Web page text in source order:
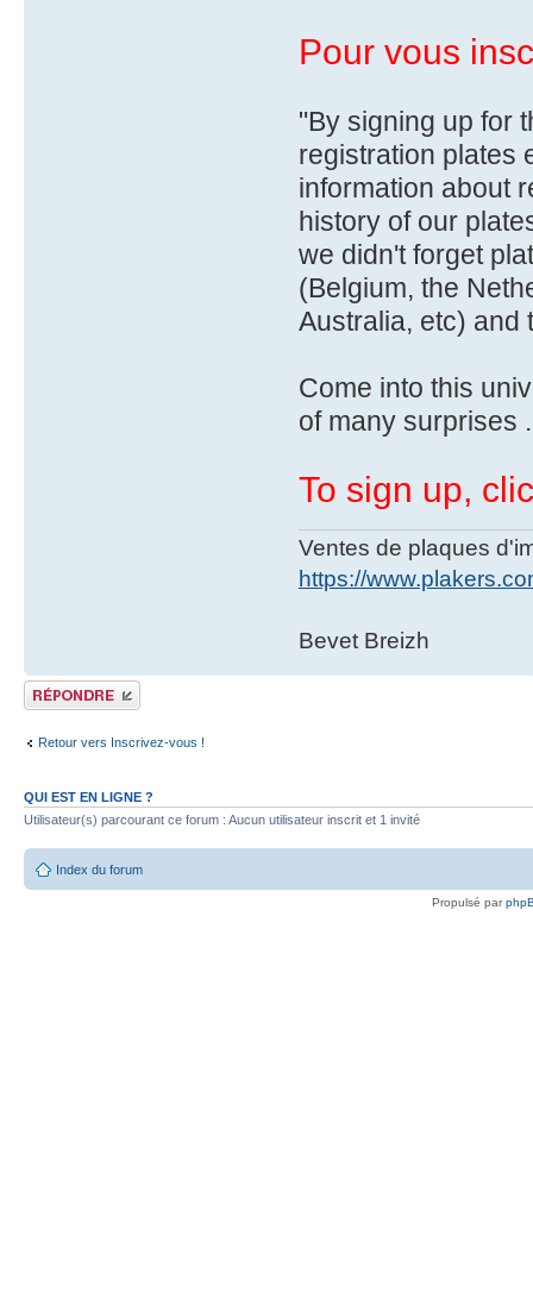
Pour vous
"By signing up for
registration plates
information about
history of our
we didn't forget
(Belgium, the
Australia, etc) and
Come into this
of many surprises
To sign up,
Ventes de plaques
https://
Bevet Breizh
Publier une réponse
Retour vers Inscrivez-vous !
QUI EST EN LIGNE ?
Utilisateur(s) parcourant ce forum : Aucun utilisateur inscrit et 1 invité
Index du forum
Propulsé par